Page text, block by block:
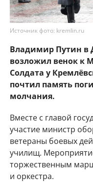
Источник фото: kremlin.ru
Владимир Путин в
возложил венок к
Солдата у
почтил память
молчания.
Вместе с главой
участие министр
ветераны боевых
училищ.
торжественным
и оркестра.